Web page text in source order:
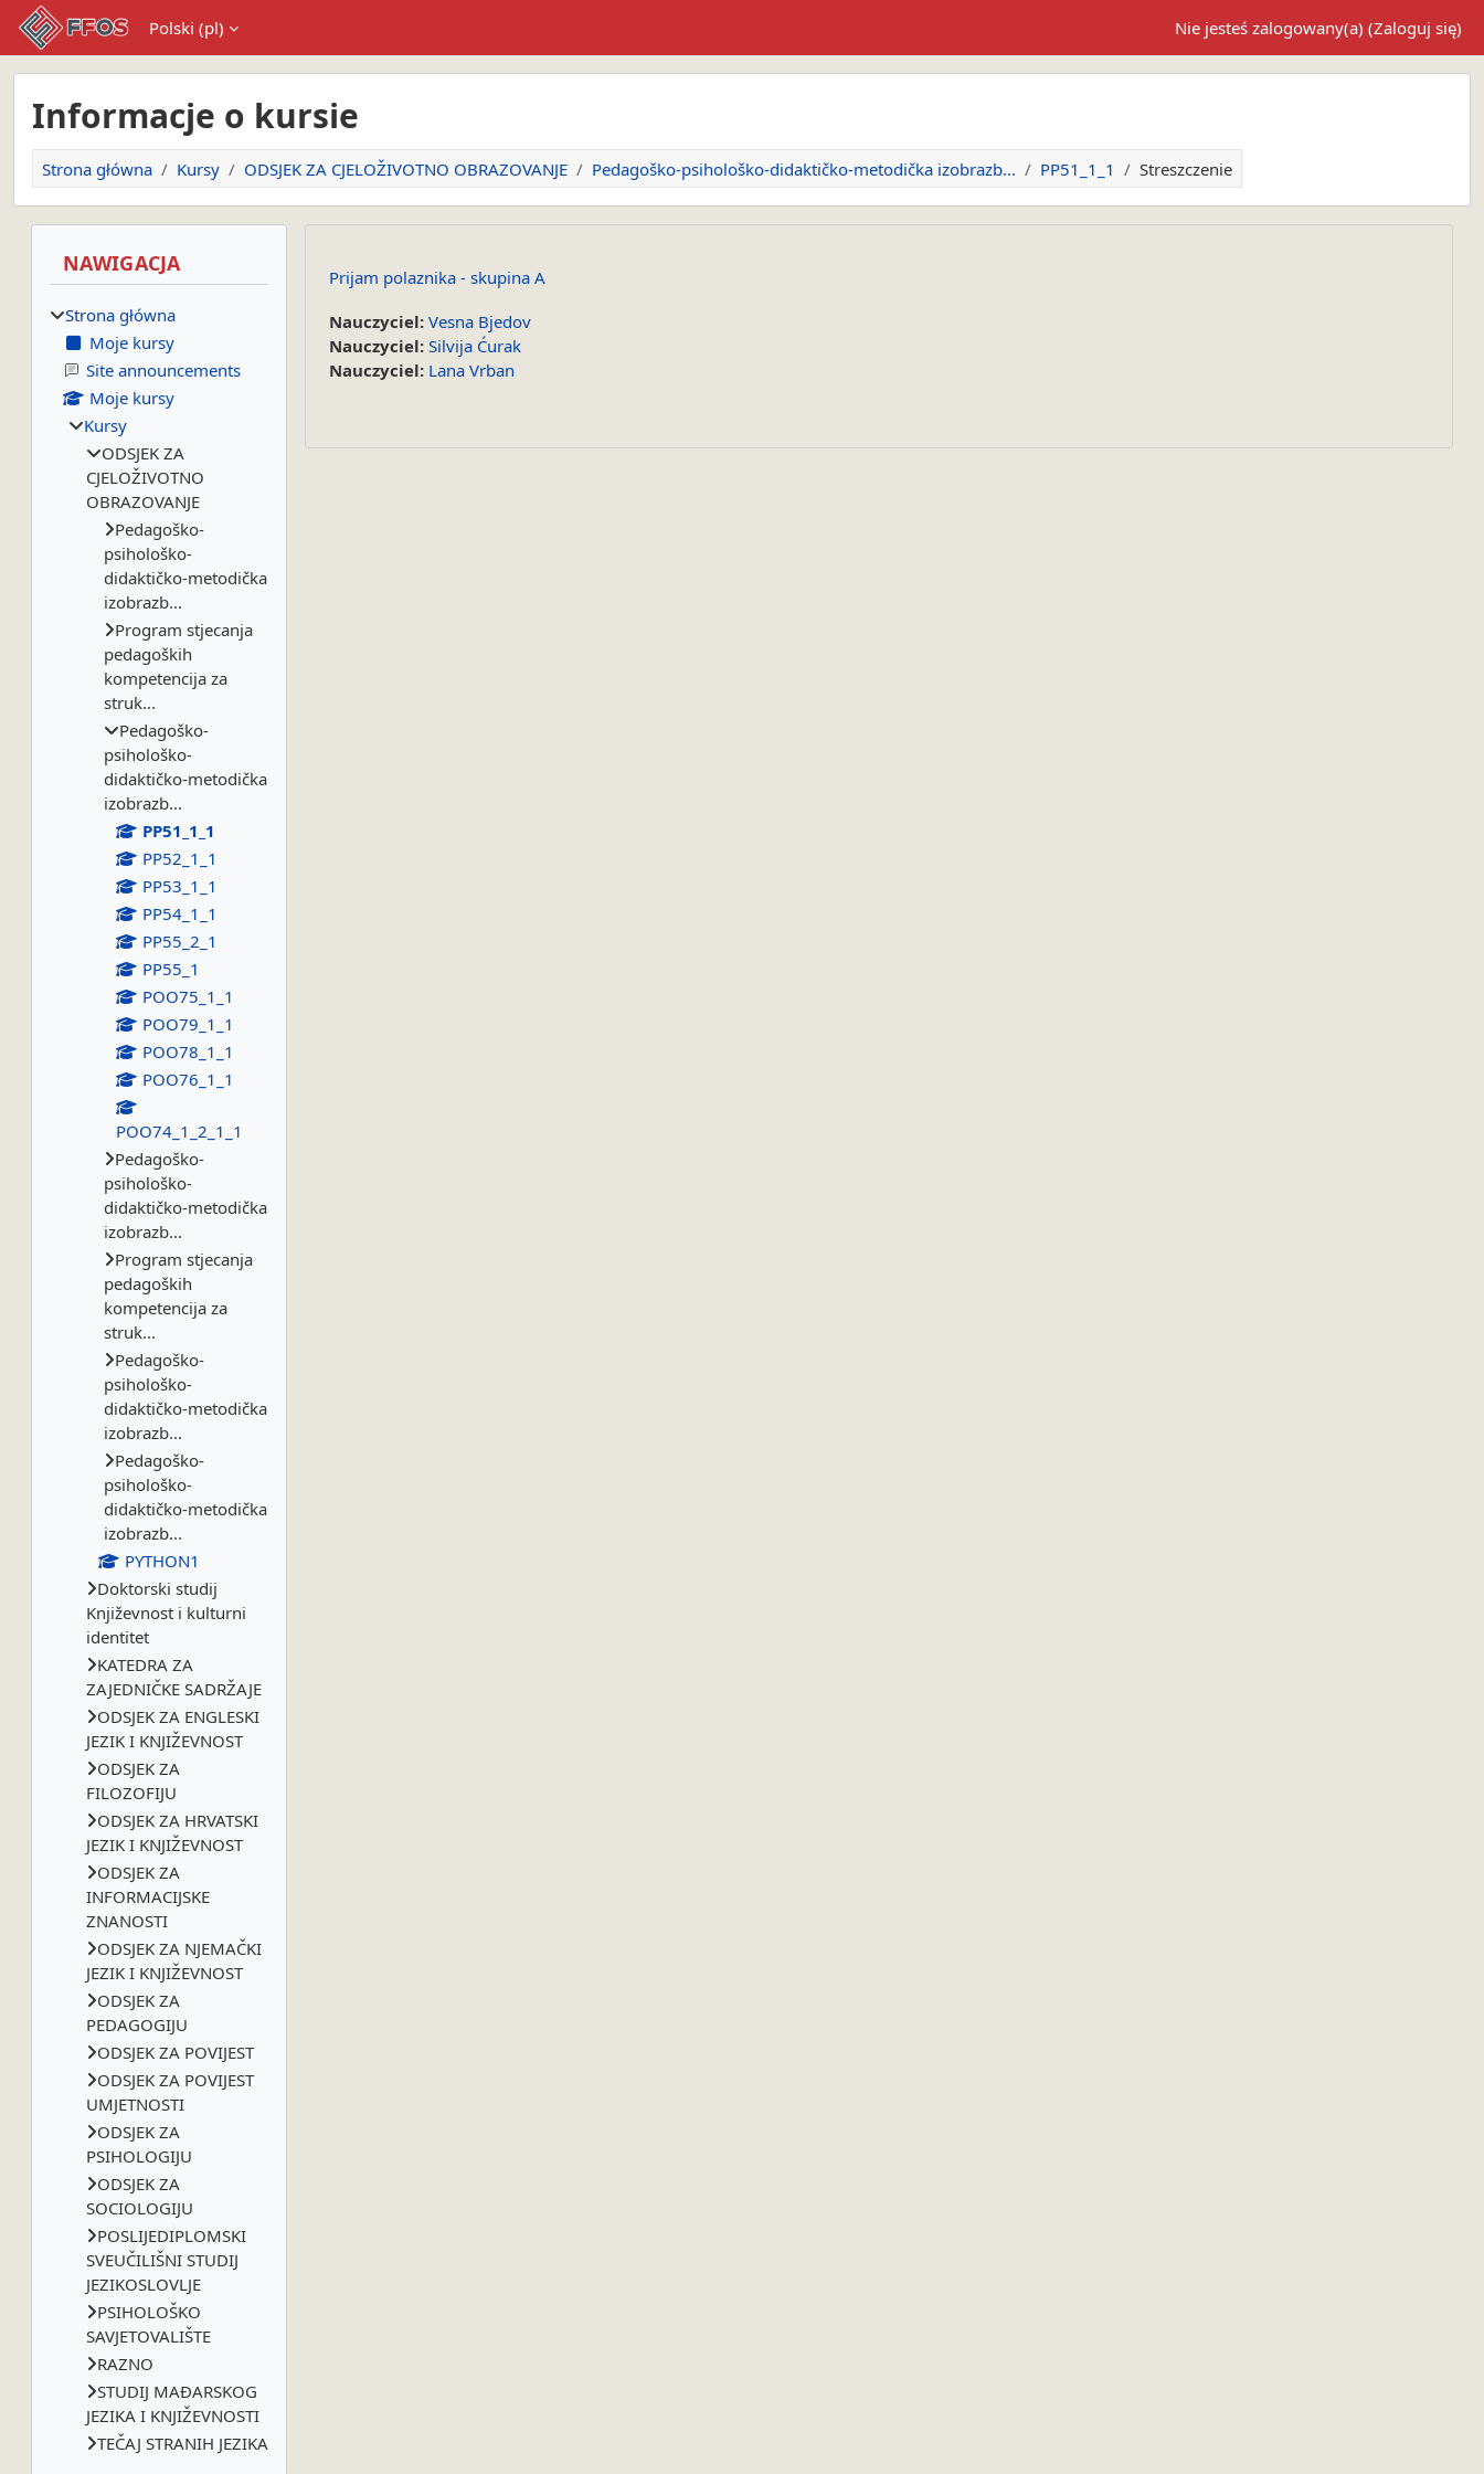
Przejdź do głównej zawartości
Polski ‎(pl)‎ Nie jesteś zalogowany(a) (Zaloguj się)
Informacje o kursie
Strona główna Kursy ODSJEK ZA CJELOŽIVOTNO OBRAZOVANJE Pedagoško-psihološko-didaktičko-metodička izobrazb... PP51_1_1 Streszczenie
Prijam polaznika - skupina A
Nauczyciel: Vesna Bjedov
Nauczyciel: Silvija Ćurak
Nauczyciel: Lana Vrban
NAWIGACJA
Strona główna
Moje kursy
Site announcements
Moje kursy
Kursy
ODSJEK ZA
CJELOŽIVOTNO
OBRAZOVANJE
Pedagoško-
psihološko-
didaktičko-metodička
izobrazb...
Program stjecanja
pedagoških
kompetencija za
struk...
Pedagoško-
psihološko-
didaktičko-metodička
izobrazb...
PP51_1_1
PP52_1_1
PP53_1_1
PP54_1_1
PP55_2_1
PP55_1
POO75_1_1
POO79_1_1
POO78_1_1
POO76_1_1
POO74_1_2_1_1
Pedagoško-
psihološko-
didaktičko-metodička
izobrazb...
Program stjecanja
pedagoških
kompetencija za
struk...
Pedagoško-
psihološko-
didaktičko-metodička
izobrazb...
Pedagoško-
psihološko-
didaktičko-metodička
izobrazb...
PYTHON1
Doktorski studij
Književnost i kulturni
identitet
KATEDRA ZA
ZAJEDNIČKE SADRŽAJE
ODSJEK ZA ENGLESKI
JEZIK I KNJIŽEVNOST
ODSJEK ZA
FILOZOFIJU
ODSJEK ZA HRVATSKI
JEZIK I KNJIŽEVNOST
ODSJEK ZA
INFORMACIJSKE
ZNANOSTI
ODSJEK ZA NJEMAČKI
JEZIK I KNJIŽEVNOST
ODSJEK ZA
PEDAGOGIJU
ODSJEK ZA POVIJEST
ODSJEK ZA POVIJEST
UMJETNOSTI
ODSJEK ZA
PSIHOLOGIJU
ODSJEK ZA
SOCIOLOGIJU
POSLIJEDIPLOMSKI
SVEUČILIŠNI STUDIJ
JEZIKOSLOVLJE
PSIHOLOŠKO
SAVJETOVALIŠTE
RAZNO
STUDIJ MAĐARSKOG
JEZIKA I KNJIŽEVNOSTI
TEČAJ STRANIH JEZIKA